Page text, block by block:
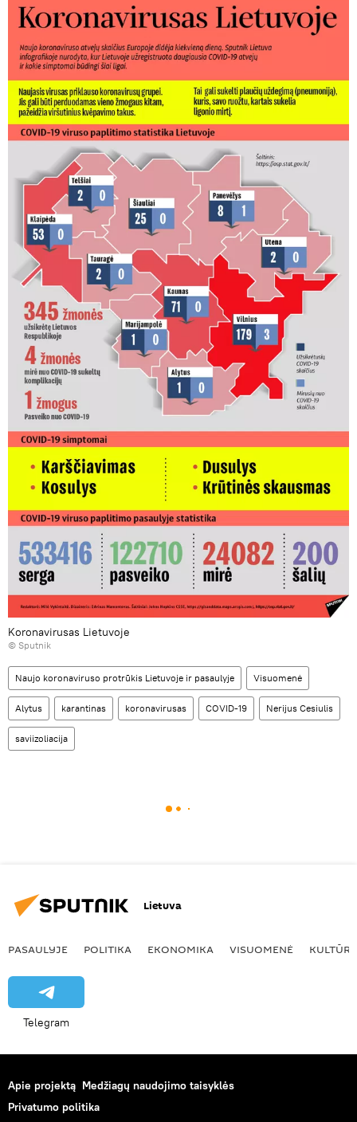
Koronavirusas Lietuvoje
© Sputnik
Naujo koronaviruso protrūkis Lietuvoje ir pasaulyje Visuomenė
Alytus karantinas koronavirusas COVID-19 Nerijus Cesiulis
saviizoliacija
Lietuva
PASAULYJE POLITIKA EKONOMIKA VISUOMENĖ KULTŪRA
Telegram
Apie projektą Medžiagų naudojimo taisyklės
Privatumo politika